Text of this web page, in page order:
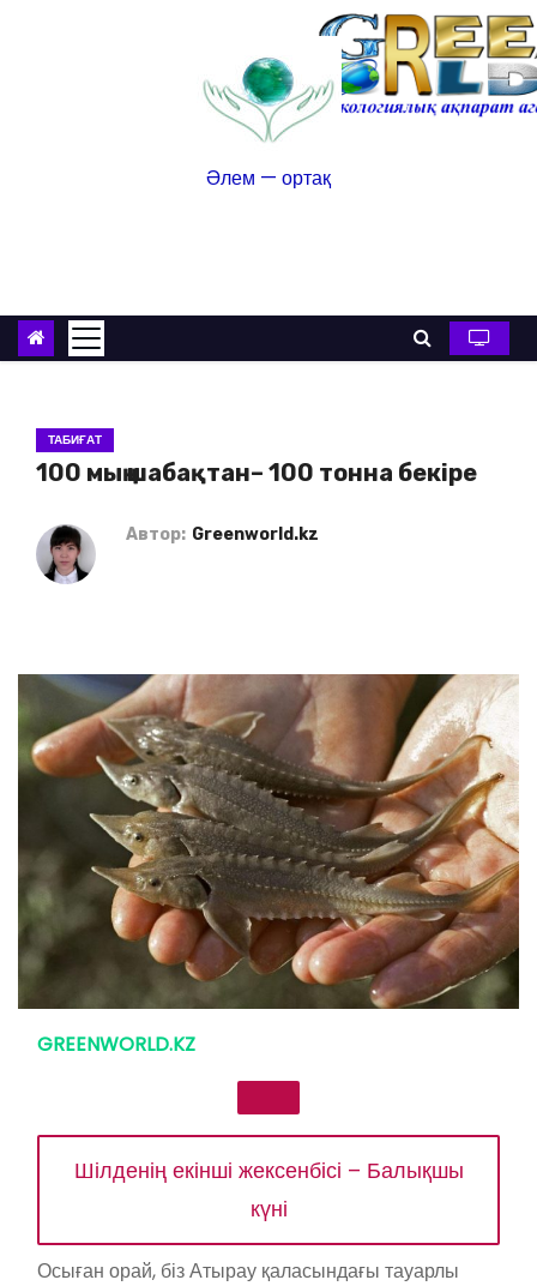
Әлем — ортақ
ТАБИҒАТ
100 мың шабақтан– 100 тонна бекіре
Автор: Greenworld.kz
GREENWORLD.KZ
Шілденің екінші жексенбісі – Балықшы
күні
Осыған орай, біз Атырау қаласындағы тауарлы